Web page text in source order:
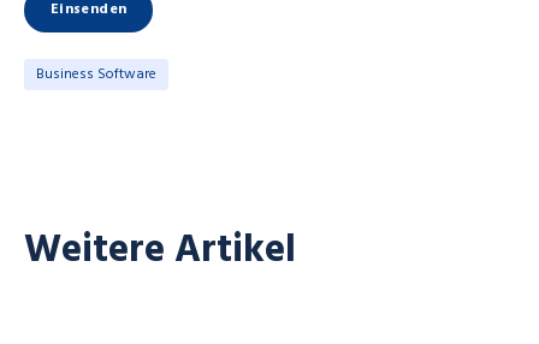
Business Software
Weitere Artikel